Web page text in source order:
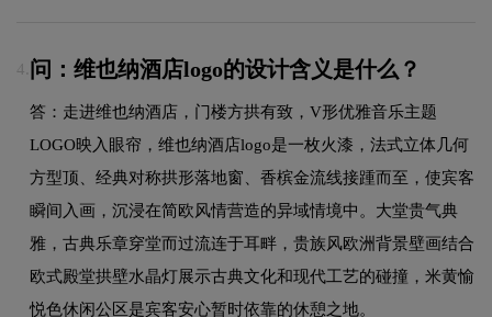
4. 问：维也纳酒店logo的设计含义是什么？
答：走进维也纳酒店，门楼方拱有致，V形优雅音乐主题
LOGO映入眼帘，维也纳酒店logo是一枚火漆，法式立体几何
方型顶、经典对称拱形落地窗、香槟金流线接踵而至，使宾客
瞬间入画，沉浸在简欧风情营造的异域情境中。大堂贵气典
雅，古典乐章穿堂而过流连于耳畔，贵族风欧洲背景壁画结合
欧式殿堂拱壁水晶灯展示古典文化和现代工艺的碰撞，米黄愉
悦色休闲公区是宾客安心暂时依靠的休憩之地。